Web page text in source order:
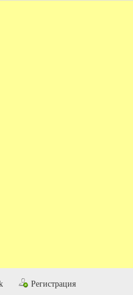
Регистрация